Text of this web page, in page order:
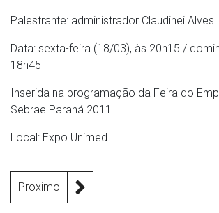
Palestrante: administrador Claudinei Alves
Data: sexta-feira (18/03), às 20h15 /
18h45
Inserida na programação da Feira do
Sebrae Paraná 2011
Local: Expo Unimed
Proximo